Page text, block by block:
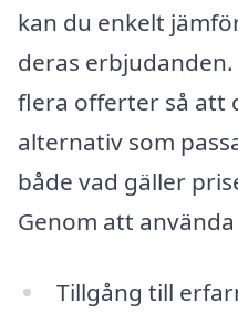
kan du enkelt
deras
flera offerter så att
alternativ som
både vad gäller
Genom att
Tillgång till